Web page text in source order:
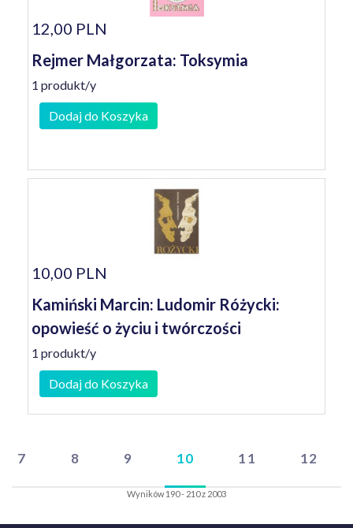
12,00 PLN
Rejmer Małgorzata: Toksymia
1 produkt/y
Dodaj do Koszyka
10,00 PLN
Kamiński Marcin: Ludomir Różycki:
opowieść o życiu i twórczości
1 produkt/y
Dodaj do Koszyka
7 8 9 10 11 12
Wyników 190 - 210 z 2003